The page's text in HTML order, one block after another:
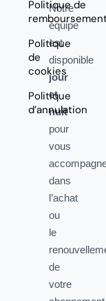
Politique de
Politique
de
cookies
Politique
d’annulation
Notre
équipe
est
disponible
jour
et
nuit
pour
vous
dans
l’achat
ou
le
de
votre